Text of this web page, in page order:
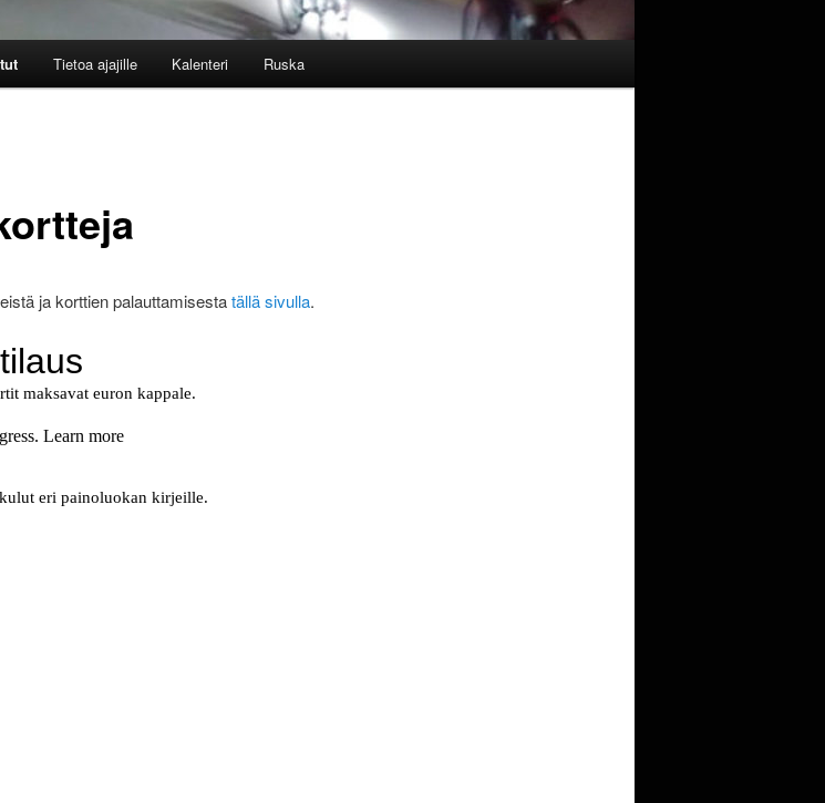
Tietoa ajajille Kalenteri Ruska
ja korttien palauttamisestatällä sivulla.